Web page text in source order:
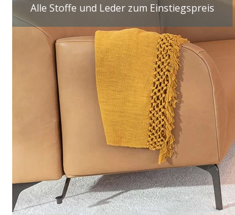
Alle Stoffe und Leder zum Einstiegspreis